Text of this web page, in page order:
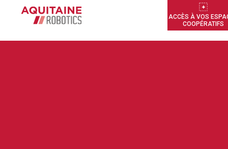
ACCÈS À VOS
COOPÉRATIFS